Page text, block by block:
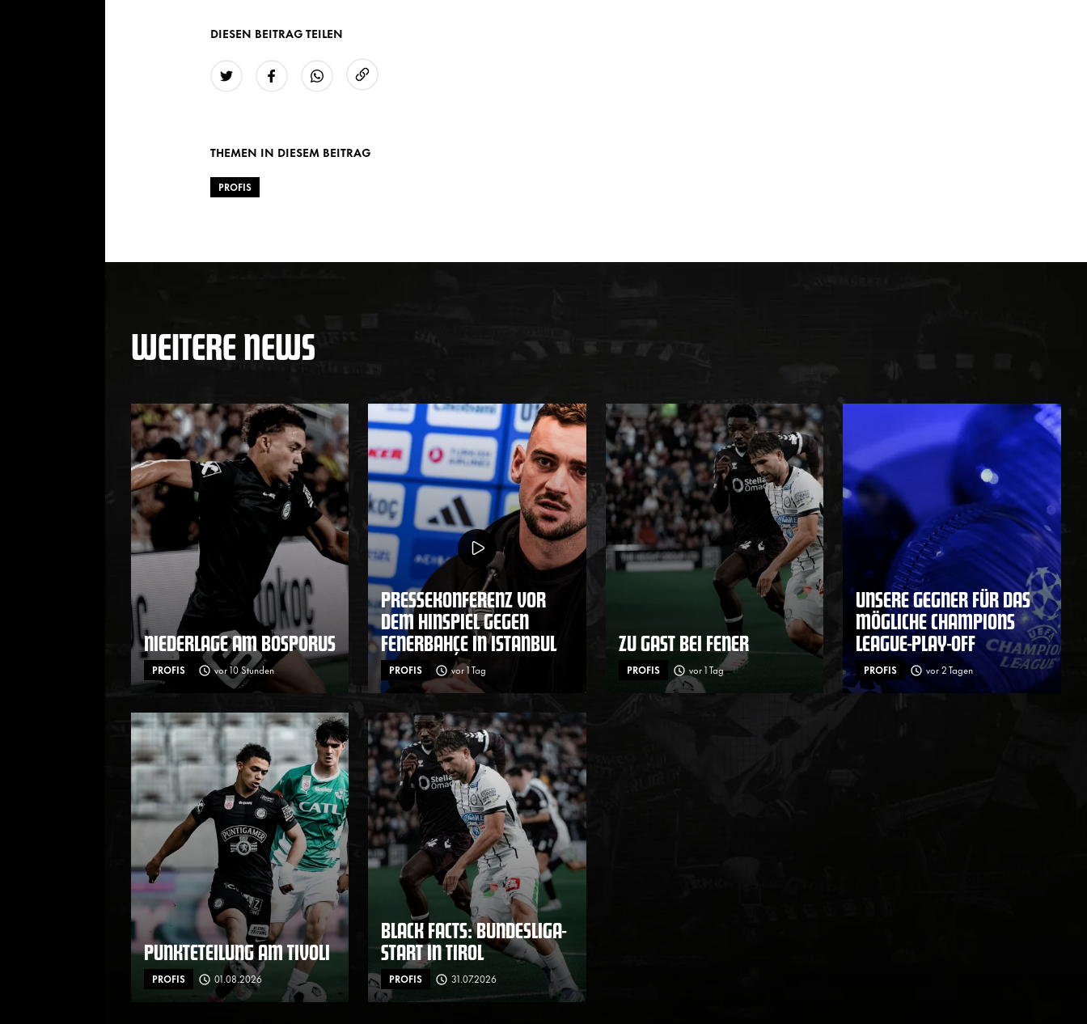
DIESEN BEITRAG TEILEN
THEMEN IN DIESEM BEITRAG
PROFIS
WEITERE NEWS
NIEDERLAGE AM BOSPORUS
PROFIS vor 10 Stunden
PRESSEKONFERENZ VOR
DEM HINSPIEL GEGEN
FENERBAHÇE IN ISTANBUL
PROFIS vor 1 Tag
ZU GAST BEI FENER
PROFIS vor 1 Tag
UNSERE GEGNER FÜR DAS
MÖGLICHE CHAMPIONS
LEAGUE-PLAY-OFF
PROFIS vor 2 Tagen
PUNKTETEILUNG AM TIVOLI
PROFIS 01.08.2026
BLACK FACTS: BUNDESLIGA-
START IN TIROL
PROFIS 31.07.2026